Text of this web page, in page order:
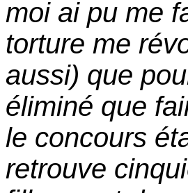
moi ai pu me
torture me
aussi) que
éliminé que
le concours
retrouve